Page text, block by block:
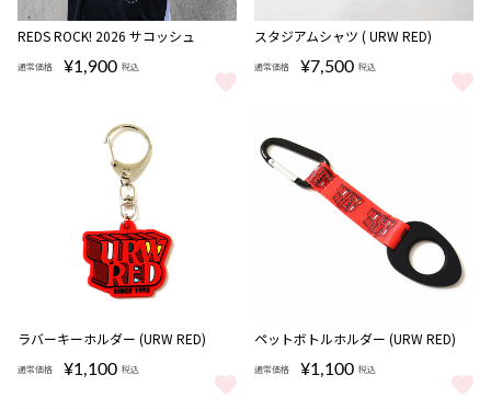
REDS ROCK! 2026 サコッシュ
通常価格 ¥1,900 税込
REDS ROCK! 2026 サコッシュ をもっと見る
スタジアムシャツ ( URW RED)
通常価格 ¥7,500 税込
スタジアムシャツ ( URW RED) を
ラバーキーホルダー (URW RED)
通常価格 ¥1,100 税込
ラバーキーホルダー (URW RED) をもっと見る
ペットボトルホルダー (URW RED)
通常価格 ¥1,100 税込
ペットボトルホルダー (URW